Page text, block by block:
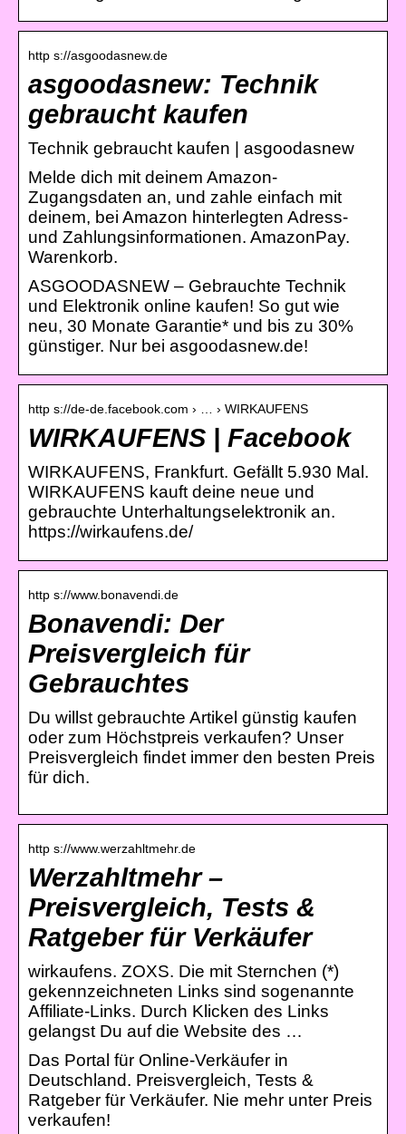
http s://asgoodasnew.de
asgoodasnew: Technik
gebraucht kaufen
Technik gebraucht kaufen | asgoodasnew
Melde dich mit deinem Amazon-
Zugangsdaten an, und zahle einfach mit
deinem, bei Amazon hinterlegten Adress-
und Zahlungsinformationen. AmazonPay.
Warenkorb.
ASGOODASNEW – Gebrauchte Technik
und Elektronik online kaufen! So gut wie
neu, 30 Monate Garantie* und bis zu 30%
günstiger. Nur bei asgoodasnew.de!
http s://de-de.facebook.com › … › WIRKAUFENS
WIRKAUFENS | Facebook
WIRKAUFENS, Frankfurt. Gefällt 5.930 Mal.
WIRKAUFENS kauft deine neue und
gebrauchte Unterhaltungselektronik an.
https://wirkaufens.de/
http s://www.bonavendi.de
Bonavendi: Der
Preisvergleich für
Gebrauchtes
Du willst gebrauchte Artikel günstig kaufen
oder zum Höchstpreis verkaufen? Unser
Preisvergleich findet immer den besten Preis
für dich.
http s://www.werzahltmehr.de
Werzahltmehr –
Preisvergleich, Tests &
Ratgeber für Verkäufer
wirkaufens. ZOXS. Die mit Sternchen (*)
gekennzeichneten Links sind sogenannte
Affiliate-Links. Durch Klicken des Links
gelangst Du auf die Website des …
Das Portal für Online-Verkäufer in
Deutschland. Preisvergleich, Tests &
Ratgeber für Verkäufer. Nie mehr unter Preis
verkaufen!